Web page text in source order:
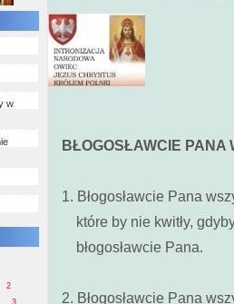
w
2
BŁOGOSŁAWCIE PANA
1. Błogosławcie Pana
które by nie kwitły,
błogosławcie Pana.
2. Błogosławcie Pana